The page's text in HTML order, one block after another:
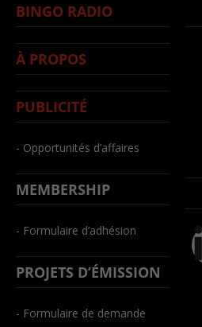
BINGO RADIO
À PROPOS
PUBLICITÉ
- Opportunités d’affaires
MEMBERSHIP
- Formulaire d’adhésion
PROJETS D’ÉMISSION
- Formulaire de demande